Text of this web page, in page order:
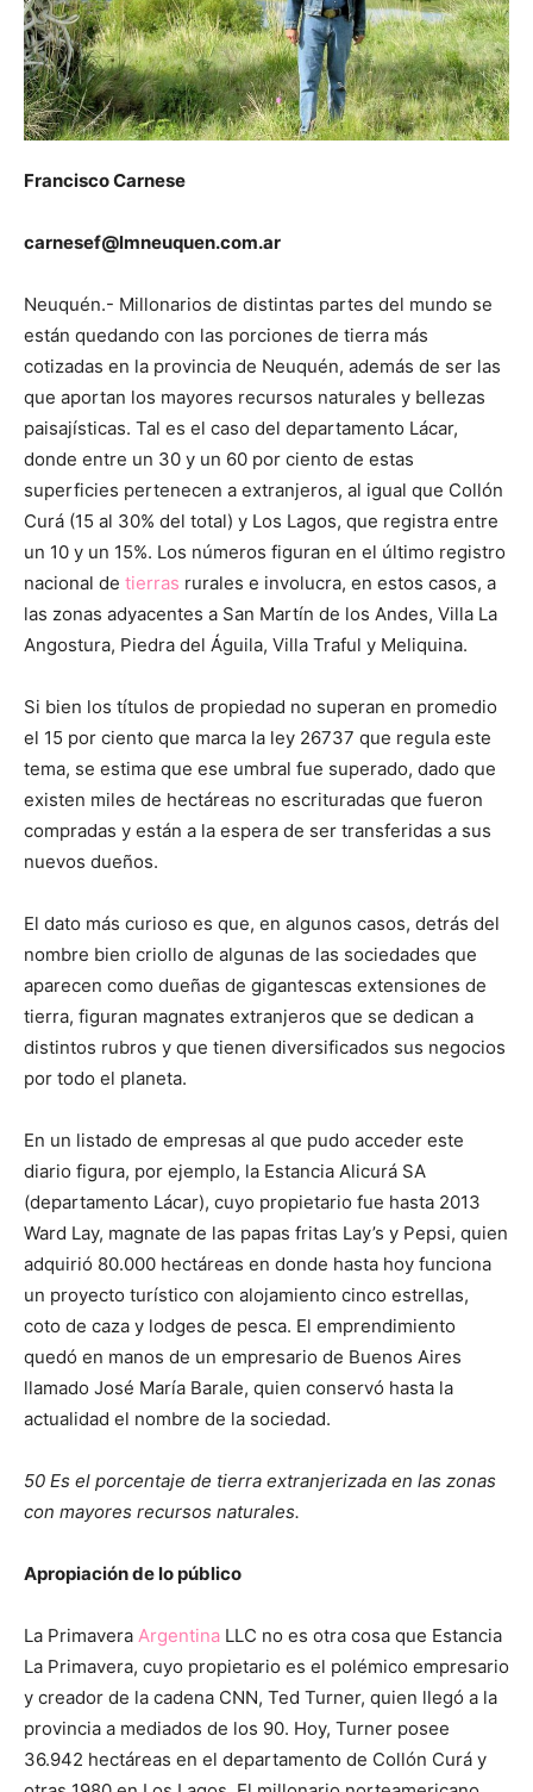
Francisco Carnese
carnesef@lmneuquen.com.ar
Neuquén.- Millonarios de distintas partes del mundo se
están quedando con las porciones de tierra más
cotizadas en la provincia de Neuquén, además de ser las
que aportan los mayores recursos naturales y bellezas
paisajísticas. Tal es el caso del departamento Lácar,
donde entre un 30 y un 60 por ciento de estas
superficies pertenecen a extranjeros, al igual que Collón
Curá (15 al 30% del total) y Los Lagos, que registra entre
un 10 y un 15%. Los números figuran en el último registro
nacional de tierras rurales e involucra, en estos casos, a
las zonas adyacentes a San Martín de los Andes, Villa La
Angostura, Piedra del Águila, Villa Traful y Meliquina.
Si bien los títulos de propiedad no superan en promedio
el 15 por ciento que marca la ley 26737 que regula este
tema, se estima que ese umbral fue superado, dado que
existen miles de hectáreas no escrituradas que fueron
compradas y están a la espera de ser transferidas a sus
nuevos dueños.
El dato más curioso es que, en algunos casos, detrás del
nombre bien criollo de algunas de las sociedades que
aparecen como dueñas de gigantescas extensiones de
tierra, figuran magnates extranjeros que se dedican a
distintos rubros y que tienen diversificados sus negocios
por todo el planeta.
En un listado de empresas al que pudo acceder este
diario figura, por ejemplo, la Estancia Alicurá SA
(departamento Lácar), cuyo propietario fue hasta 2013
Ward Lay, magnate de las papas fritas Lay’s y Pepsi, quien
adquirió 80.000 hectáreas en donde hasta hoy funciona
un proyecto turístico con alojamiento cinco estrellas,
coto de caza y lodges de pesca. El emprendimiento
quedó en manos de un empresario de Buenos Aires
llamado José María Barale, quien conservó hasta la
actualidad el nombre de la sociedad.
50 Es el porcentaje de tierra extranjerizada en las zonas
con mayores recursos naturales.
Apropiación de lo público
La Primavera Argentina LLC no es otra cosa que Estancia
La Primavera, cuyo propietario es el polémico empresario
y creador de la cadena CNN, Ted Turner, quien llegó a la
provincia a mediados de los 90. Hoy, Turner posee
36.942 hectáreas en el departamento de Collón Curá y